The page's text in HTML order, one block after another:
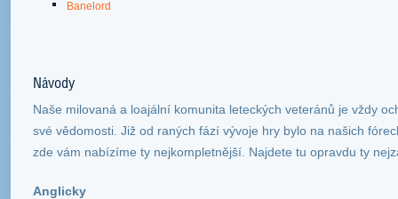
Banelord
Návody
Naše milovaná a loajální komunita leteckých veteránů je vždy
své vědomosti. Již od raných fází vývoje hry bylo na našich
zde vám nabízíme ty nejkompletnější. Najdete tu opravdu ty
Anglicky